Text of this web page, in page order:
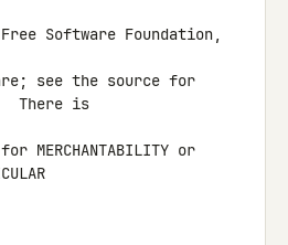
Software Foundation,
see the source for
There is
MERCHANTABILITY or